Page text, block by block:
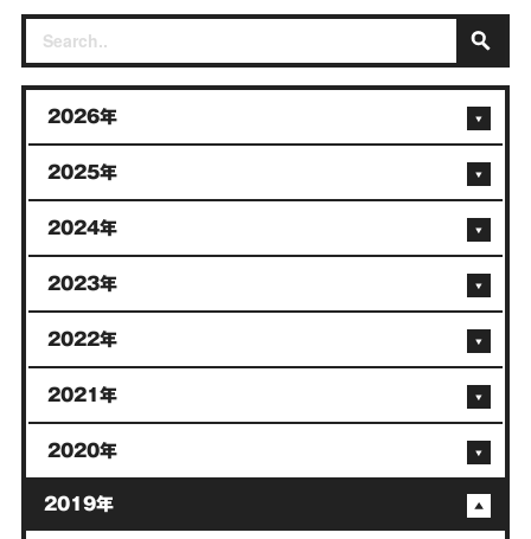
2026年
2025年
2024年
2023年
2022年
2021年
2020年
2019年